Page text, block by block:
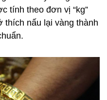
tính theo đơn vị “kg”
thích nấu lại vàng thành